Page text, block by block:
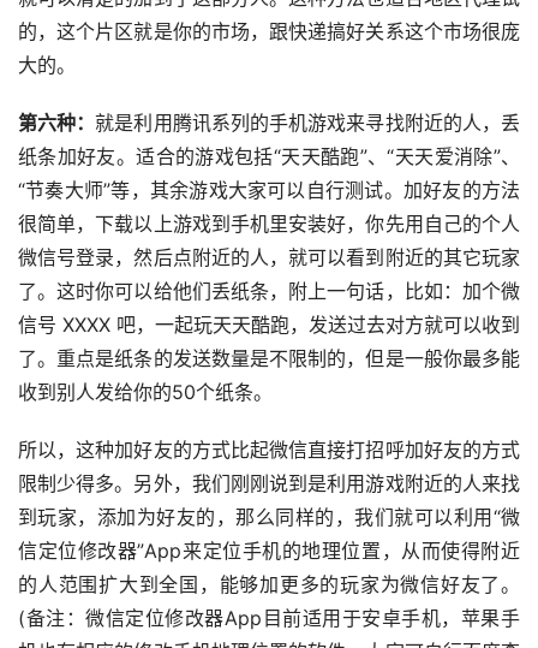
的，这个片区就是你的市场，跟快递搞好关系这个市场很庞
大的。
第六种：就是利用腾讯系列的手机游戏来寻找附近的人，丢
纸条加好友。适合的游戏包括“天天酷跑”、“天天爱消除”、
“节奏大师”等，其余游戏大家可以自行测试。加好友的方法
很简单，下载以上游戏到手机里安装好，你先用自己的个人
微信号登录，然后点附近的人，就可以看到附近的其它玩家
了。这时你可以给他们丢纸条，附上一句话，比如：加个微
信号 XXXX 吧，一起玩天天酷跑，发送过去对方就可以收到
了。重点是纸条的发送数量是不限制的，但是一般你最多能
收到别人发给你的50个纸条。
所以，这种加好友的方式比起微信直接打招呼加好友的方式
限制少得多。另外，我们刚刚说到是利用游戏附近的人来找
到玩家，添加为好友的，那么同样的，我们就可以利用“微
信定位修改器”App来定位手机的地理位置，从而使得附近
的人范围扩大到全国，能够加更多的玩家为微信好友了。
(备注：微信定位修改器App目前适用于安卓手机，苹果手